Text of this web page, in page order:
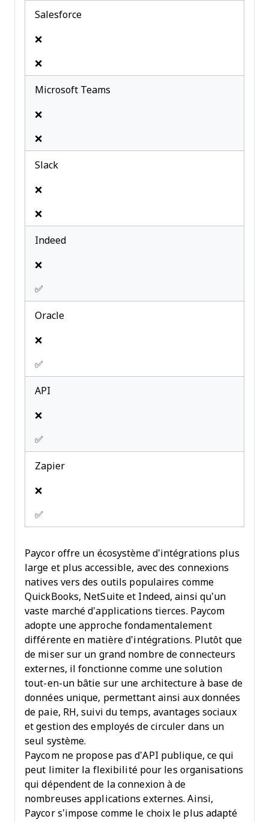
Salesforce
❌
❌
Microsoft Teams
❌
❌
Slack
❌
❌
Indeed
❌
✅
Oracle
❌
✅
API
❌
✅
Zapier
❌
✅
Paycor offre un écosystème d’intégrations plus
large et plus accessible, avec des connexions
natives vers des outils populaires comme
QuickBooks, NetSuite et Indeed, ainsi qu’un
vaste marché d’applications tierces. Paycom
adopte une approche fondamentalement
différente en matière d’intégrations. Plutôt que
de miser sur un grand nombre de connecteurs
externes, il fonctionne comme une solution
tout-en-un bâtie sur une architecture à base de
données unique, permettant ainsi aux données
de paie, RH, suivi du temps, avantages sociaux
et gestion des employés de circuler dans un
seul système.
Paycom ne propose pas d’API publique, ce qui
peut limiter la flexibilité pour les organisations
qui dépendent de la connexion à de
nombreuses applications externes. Ainsi,
Paycor s’impose comme le choix le plus adapté